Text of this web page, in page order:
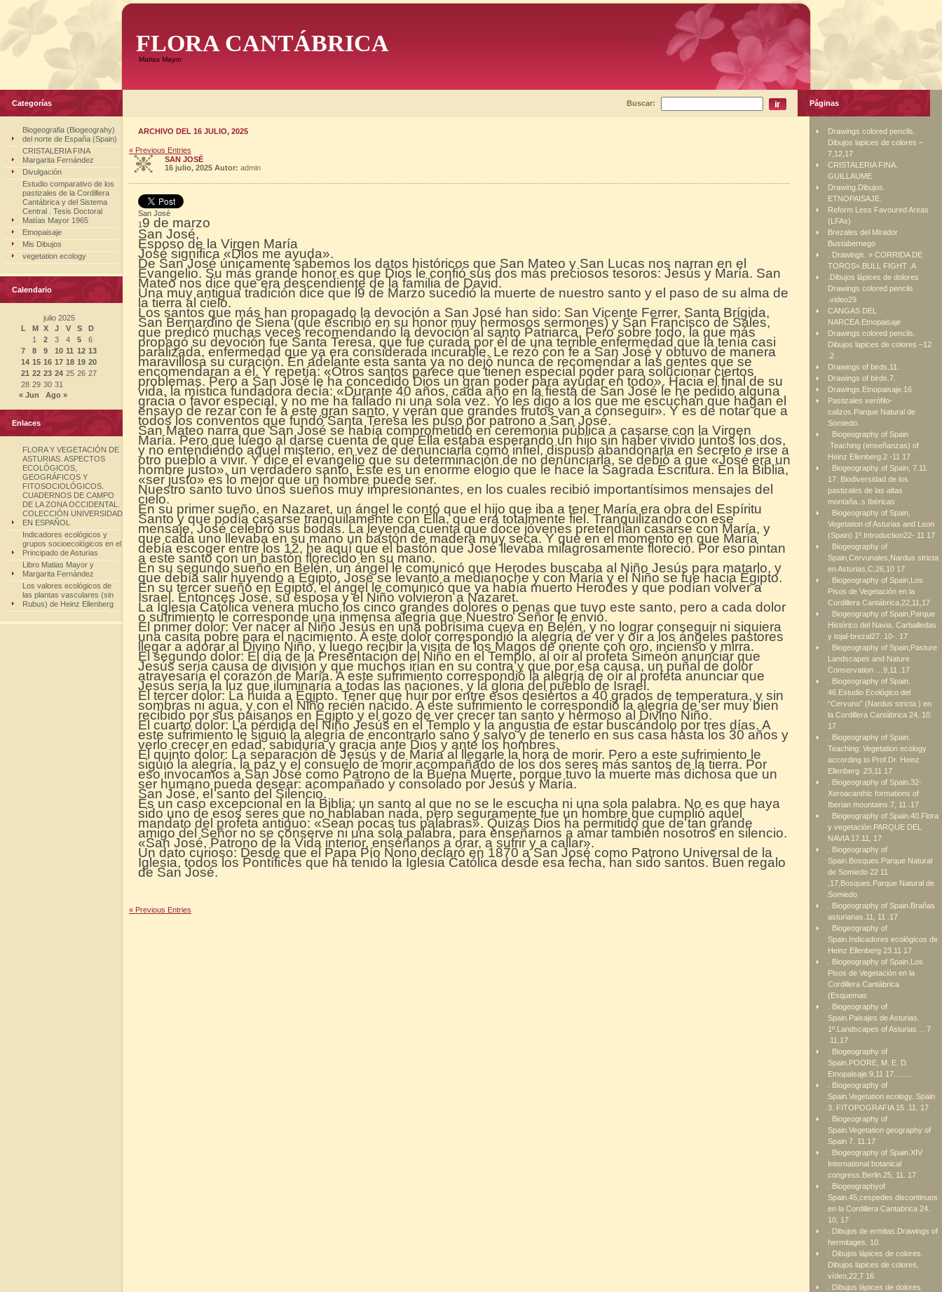
FLORA CANTÁBRICA
Matias Mayor
Categorías
Biogeografia (Biogeograhy)
del norte de España (Spain)
CRISTALERIA FINA
Margarita Fernández
Divulgación
Estudio comparativo de los
pastizales de la Cordillera
Cantábrica y del Sistema
Central . Tesis Doctoral
Matías Mayor 1965
Etnopaisaje
Mis Dibujos
vegetation ecology
Calendario
julio 2025
L
M X J V S
D
1
2 3 4 5
6
7
8 9 10 11 12 13
14 15 16 17 18 19 20
21 22 23 24 25 26 27
28 29 30 31
« Jun
Ago »
Enlaces
FLORA Y VEGETACIÓN DE
ASTURIAS. ASPECTOS
ECOLÓGICOS,
GEOGRÁFICOS Y
FITOSOCIOLÓGICOS.
CUADERNOS DE CAMPO
DE LA ZONA OCCIDENTAL.
COLECCIÓN UNIVERSIDAD
EN ESPAÑOL
Indicadores ecológicos y
grupos socioecológicos en el
Principado de Asturias
Libro Matias Mayor y
Margarita Fernández
Los valores ecológicos de
las plantas vasculares (sin
Rubus) de Heinz Ellenberg
Buscar:
ARCHIVO DEL 16 JULIO, 2025
« Previous Entries
SAN JOSÉ
16 julio, 2025 Autor: admin
San José
1 9 de marzo
San José,
Esposo de la Virgen María
José significa «Dios me ayuda».
De San José únicamente sabemos los datos históricos que San Mateo y San Lucas nos narran en el
Evangelio. Su más grande honor es que Dios le confió sus dos más preciosos tesoros: Jesús y María. San
Mateo nos dice que era descendiente de la familia de David.
Una muy antigua tradición dice que l9 de Marzo sucedió la muerte de nuestro santo y el paso de su alma de
la tierra al cielo.
Los santos que más han propagado la devoción a San José han sido: San Vicente Ferrer, Santa Brígida,
San Bernardino de Siena (que escribió en su honor muy hermosos sermones) y San Francisco de Sales,
que predicó muchas veces recomendando la devoción al santo Patriarca. Pero sobre todo, la que más
propagó su devoción fue Santa Teresa, que fue curada por él de una terrible enfermedad que la tenía casi
paralizada, enfermedad que ya era considerada incurable. Le rezó con fe a San José y obtuvo de manera
maravillosa su curación. En adelante esta santa ya no dejó nunca de recomendar a las gentes que se
encomendaran a él. Y repetía: «Otros santos parece que tienen especial poder para solucionar ciertos
problemas. Pero a San José le ha concedido Dios un gran poder para ayudar en todo». Hacia el final de su
vida, la mística fundadora decía: «Durante 40 años, cada año en la fiesta de San José le he pedido alguna
gracia o favor especial, y no me ha fallado ni una sola vez. Yo les digo a los que me escuchan que hagan el
ensayo de rezar con fe a este gran santo, y verán que grandes frutos van a conseguir». Y es de notar que a
todos los conventos que fundó Santa Teresa les puso por patrono a San José.
San Mateo narra que San José se había comprometido en ceremonia pública a casarse con la Virgen
María. Pero que luego al darse cuenta de que Ella estaba esperando un hijo sin haber vivido juntos los dos,
y no entendiendo aquel misterio, en vez de denunciarla como infiel, dispuso abandonarla en secreto e irse a
otro pueblo a vivir. Y dice el evangelio que su determinación de no denunciarla, se debió a que «José era un
hombre justo», un verdadero santo. Este es un enorme elogio que le hace la Sagrada Escritura. En la Biblia,
«ser justo» es lo mejor que un hombre puede ser.
Nuestro santo tuvo unos sueños muy impresionantes, en los cuales recibió importantísimos mensajes del
cielo.
En su primer sueño, en Nazaret, un ángel le contó que el hijo que iba a tener María era obra del Espíritu
Santo y que podía casarse tranquilamente con Ella, que era totalmente fiel. Tranquilizando con ese
mensaje, José celebró sus bodas. La leyenda cuenta que doce jóvenes pretendían casarse con María, y
que cada uno llevaba en su mano un bastón de madera muy seca. Y que en el momento en que María
debía escoger entre los 12, he aquí que el bastón que José llevaba milagrosamente floreció. Por eso pintan
a este santo con un bastón florecido en su mano.
En su segundo sueño en Belén, un ángel le comunicó que Herodes buscaba al Niño Jesús para matarlo, y
que debía salir huyendo a Egipto. José se levantó a medianoche y con María y el Niño se fue hacia Egipto.
En su tercer sueño en Egipto, el ángel le comunicó que ya había muerto Herodes y que podían volver a
Israel. Entonces José, su esposa y el Niño volvieron a Nazaret.
La Iglesia Católica venera mucho los cinco grandes dolores o penas que tuvo este santo, pero a cada dolor
o sufrimiento le corresponde una inmensa alegría que Nuestro Señor le envió.
El primer dolor: Ver nacer al Niño Jesús en una pobrísima cueva en Belén, y no lograr conseguir ni siquiera
una casita pobre para el nacimiento. A este dolor correspondió la alegría de ver y oír a los ángeles pastores
llegar a adorar al Divino Niño, y luego recibir la visita de los Magos de oriente con oro, incienso y mirra.
El segundo dolor: El día de la Presentación del Niño en el Templo, al oír al profeta Simeón anunciar que
Jesús sería causa de división y que muchos irían en su contra y que por esa causa, un puñal de dolor
atravesaría el corazón de María. A este sufrimiento correspondió la alegría de oír al profeta anunciar que
Jesús sería la luz que iluminaría a todas las naciones, y la gloria del pueblo de Israel.
El tercer dolor: La huida a Egipto. Tener que huir por entre esos desiertos a 40 grados de temperatura, y sin
sombras ni agua, y con el Niño recién nacido. A este sufrimiento le correspondió la alegría de ser muy bien
recibido por sus paisanos en Egipto y el gozo de ver crecer tan santo y hermoso al Divino Niño.
El cuarto dolor: La pérdida del Niño Jesús en el Templo y la angustia de estar buscándolo por tres días. A
este sufrimiento le siguió la alegría de encontrarlo sano y salvo y de tenerlo en sus casa hasta los 30 años y
verlo crecer en edad, sabiduría y gracia ante Dios y ante los hombres.
El quinto dolor: La separación de Jesús y de María al llegarle la hora de morir. Pero a este sufrimiento le
siguió la alegría, la paz y el consuelo de morir acompañado de los dos seres más santos de la tierra. Por
eso invocamos a San José como Patrono de la Buena Muerte, porque tuvo la muerte más dichosa que un
ser humano pueda desear: acompañado y consolado por Jesús y María.
San José, el santo del Silencio.
Es un caso excepcional en la Biblia: un santo al que no se le escucha ni una sola palabra. No es que haya
sido uno de esos seres que no hablaban nada, pero seguramente fue un hombre que cumplió aquel
mandato del profeta antiguo: «Sean pocas tus palabras». Quizás Dios ha permitido que de tan grande
amigo del Señor no se conserve ni una sola palabra, para enseñarnos a amar también nosotros en silencio.
«San José, Patrono de la Vida interior, enséñanos a orar, a sufrir y a callar».
Un dato curioso: Desde que el Papa Pío Nono declaró en 1870 a San José como Patrono Universal de la
Iglesia, todos los Pontífices que ha tenido la Iglesia Católica desde esa fecha, han sido santos. Buen regalo
de San José.
« Previous Entries
Páginas
Drawings colored pencils.
Dibujos lapices de colores –
7,12,17
CRISTALERIA FINA.
GUILLAUME
Drawing.Dibujos.
ETNOPAISAJE.
Reform Less Favoured Areas
(LFAs)
Brezales del Mirador
Bustabernego
. Drawings. » CORRIDA DE
TOROS».BULL FIGHT .A
.Dibujos lápices de dolores
Drawings colored pencils
.video29
CANGAS DEL
NARCEA.Etnopaisaje
Drawings colored pencils.
Dibujos lapices de colores –12
.2 .
Drawings of birds.11.
Drawings of birds.7.
Drawings.Etnopaisaje.16
Pastizales xerófilo-
calizos.Parque Natural de
Somiedo.
. Biogeography of Spain
.Teaching (enseñanzas) of
Heinz Ellenberg.2 -11 17
. Biogeography of Spain, 7.11
17. Biodiversidad de los
pastizales de las altas
montaña..s Ibéricas
. Biogeography of Spain,
Vegetation of Asturias and Leon
(Spain) 1º.Introduction22- 11 17
. Biogeography of
Spain,Cervunales,Nardus stricta
en Asturias,C,26,10 17
. Biogeography of Spain,Los
Pisos de Vegetación en la
Cordillera Cantábrica,22,11,17
. Biogeography of Spain,Parque
Histórico del Navia. Carballedas
y tojal-brezal27. 10-. 17
. Biogeography of Spain,Pasture
Landscapes and Nature
Conservation …9,11 .17
. Biogeography of Spain.
46.Estudio Ecológico del
“Cervuno” (Nardus stricta ) en
la Cordillera Cantábrica 24. 10.
17
. Biogeography of Spain.
Teaching: Vegetation ecology
according to Prof.Dr. Heinz
Ellenberg .23,11 17
. Biogeography of Spain.32-
Xeroacanthic formations of
Iberian mountains.7, 11 .17
. Biogeography of Spain.40.Flora
y vegetación.PARQUE DEL
NAVIA 17.11, 17
. Biogeography of
Spain.Bosques.Parque Natural
de Somiedo 22 11
,17,Bosques.Parque Natural de
Somiedo
. Biogeography of Spain.Brañas
asturianas.11, 11 .17
. Biogeography of
Spain.Indicadores ecológicos de
Heinz Ellenberg 23.11 17
. Biogeography of Spain.Los
Pisos de Vegetación en la
Cordillera Cantábrica
(Esquemas
. Biogeography of
Spain.Paisajes de Asturias.
1º.Landscapes of Asturias …7
.11,17
. Biogeography of
Spain.POORE, M. E. D.
Etnopaisaje.9,11 17…….
. Biogeography of
Spain.Vegetation ecology. Spain
3. FITOPOGRAFIA 15 .11. 17
. Biogeography of
Spain.Vegetation geography of
Spain 7. 11.17
. Biogeography of Spain.XIV
International botanical
congress.Berlin.25, 11. 17
. Biogeographyof
Spain.45,cespedes discontinuos
en la Cordillera Cantabrica 24.
10, 17
. Dibujos de ermitas.Drawings of
hermitages. 10.
. Dibujos lápices de colores.
Dibujos lapices de colores,
vídeo,22,7 16
. Dibujos lápices de dolores